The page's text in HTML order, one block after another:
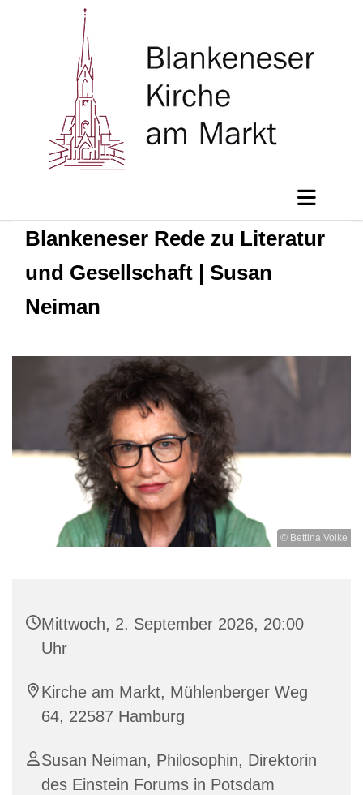
Blankeneser Rede zu Literatur
und Gesellschaft | Susan
Neiman
© Bettina Volke
Mittwoch, 2. September 2026, 20:00
Uhr
Kirche am Markt, Mühlenberger Weg
64, 22587 Hamburg
Susan Neiman, Philosophin, Direktorin
des Einstein Forums in Potsdam